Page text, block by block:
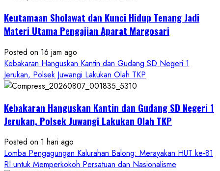
Keutamaan Sholawat dan Kunci Hidup Tenang Jadi
Materi Utama Pengajian Aparat Margosari
Posted on 16 jam ago
Kebakaran Hanguskan Kantin dan Gudang SD Negeri 1
Jerukan, Polsek Juwangi Lakukan Olah TKP
Kebakaran Hanguskan Kantin dan Gudang SD Negeri 1
Jerukan, Polsek Juwangi Lakukan Olah TKP
Posted on 1 hari ago
Lomba Pengagungan Kalurahan Balong: Merayakan HUT ke-81
RI untuk Memperkokoh Persatuan dan Nasionalisme